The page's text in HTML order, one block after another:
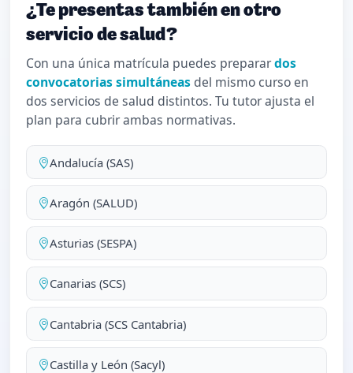
¿Te presentas también en otro
servicio de salud?
Con una única matrícula puedes preparardos
convocatorias simultáneas del mismo curso en
dos servicios de salud distintos. Tu tutor ajusta el
plan para cubrir ambas normativas.
Andalucía (SAS)
Aragón (SALUD)
Asturias (SESPA)
Canarias (SCS)
Cantabria (SCS Cantabria)
Castilla y León (Sacyl)